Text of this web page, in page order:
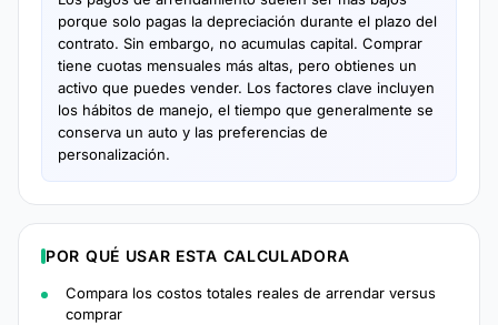
porque solo pagas la depreciación durante el plazo del
contrato. Sin embargo, no acumulas capital. Comprar
tiene cuotas mensuales más altas, pero obtienes un
activo que puedes vender. Los factores clave incluyen
los hábitos de manejo, el tiempo que generalmente se
conserva un auto y las preferencias de
personalización.
POR QUÉ USAR ESTA CALCULADORA
Compara los costos totales reales de arrendar versus
comprar